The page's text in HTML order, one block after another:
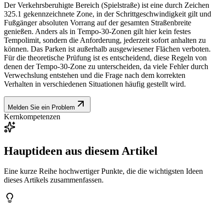
Der Verkehrsberuhigte Bereich (Spielstraße) ist eine durch Zeichen
325.1 gekennzeichnete Zone, in der Schrittgeschwindigkeit gilt und
Fußgänger absoluten Vorrang auf der gesamten Straßenbreite
genießen. Anders als in Tempo-30-Zonen gilt hier kein festes
Tempolimit, sondern die Anforderung, jederzeit sofort anhalten zu
können. Das Parken ist außerhalb ausgewiesener Flächen verboten.
Für die theoretische Prüfung ist es entscheidend, diese Regeln von
denen der Tempo-30-Zone zu unterscheiden, da viele Fehler durch
Verwechslung entstehen und die Frage nach dem korrekten
Verhalten in verschiedenen Situationen häufig gestellt wird.
Melden Sie ein Problem
Kernkompetenzen
Hauptideen aus diesem Artikel
Eine kurze Reihe hochwertiger Punkte, die die wichtigsten Ideen
dieses Artikels zusammenfassen.